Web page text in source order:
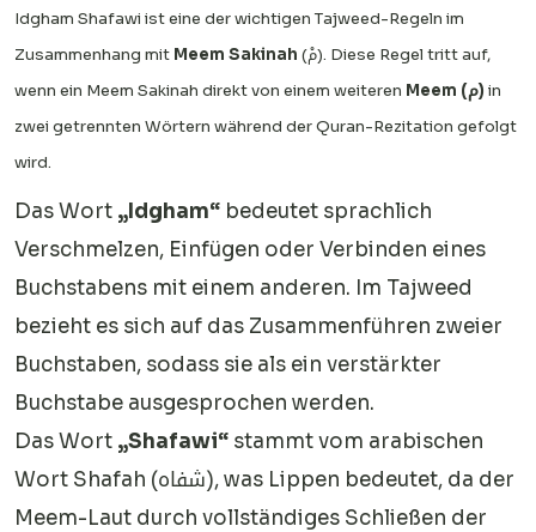
Idgham Shafawi ist eine der wichtigen Tajweed-Regeln im
Zusammenhang mit Meem Sakinah (مْ). Diese Regel tritt auf,
wenn ein Meem Sakinah direkt von einem weiteren
Meem (م) in
zwei getrennten Wörtern während der Quran-Rezitation gefolgt
wird.
Das Wort „Idgham“ bedeutet sprachlich
Verschmelzen, Einfügen oder Verbinden eines
Buchstabens mit einem anderen. Im Tajweed
bezieht es sich auf das Zusammenführen zweier
Buchstaben, sodass sie als ein verstärkter
Buchstabe ausgesprochen werden.
Das Wort „Shafawi“ stammt vom arabischen
Wort Shafah (شفاه), was Lippen bedeutet, da der
Meem-Laut durch vollständiges Schließen der